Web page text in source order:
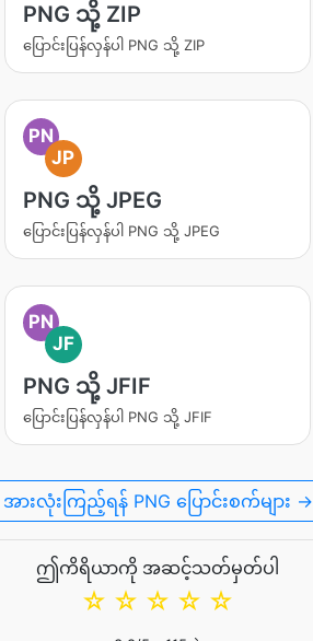
PNG သို့ ZIP
ပြောင်းပြန်လှန်ပါ PNG သို့ ZIP
PN
JP
PNG သို့ JPEG
ပြောင်းပြန်လှန်ပါ PNG သို့ JPEG
PN
JF
PNG သို့ JFIF
ပြောင်းပြန်လှန်ပါ PNG သို့ JFIF
အားလုံးကြည့်ရန် PNG ပြောင်းစက်များ →
ဤကိရိယာကို အဆင့်သတ်မှတ်ပါ
☆
☆
☆
☆
☆